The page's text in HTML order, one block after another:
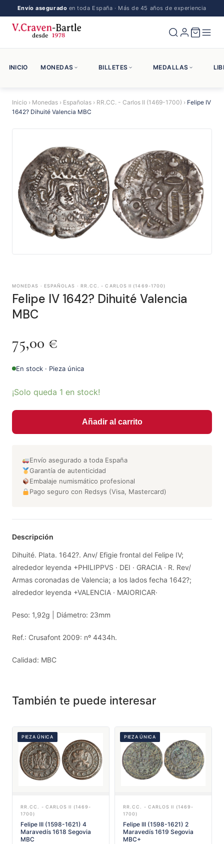
Envío asegurado en toda España · Más de 45 años de experiencia
INICIO MONEDAS BILLETES MEDALLAS
Inicio › Monedas › Españolas › RR.CC. - Carlos II (1469-1700) › Felipe IV
1642? Dihuité Valencia MBC
MONEDAS · ESPAÑOLAS · RR.CC. - CARLOS II (1469-1700)
Felipe IV 1642? Dihuité Valencia
MBC
75,00 €
En stock · Pieza única
¡Solo queda 1 en stock!
Añadir al carrito
Envío asegurado a toda España
Garantía de autenticidad
Embalaje numismático profesional
Pago seguro con Redsys (Visa, Mastercard)
Descripción
Dihuité. Plata. 1642?. Anv/ Efigie frontal del Felipe IV;
alrededor leyenda +PHILIPPVS · DEI · GRACIA · R. Rev/
Armas coronadas de Valencia; a los lados fecha 1642?;
alrededor leyenda +VALENCIA · MAIORICAR·
Peso: 1,92g | Diámetro: 23mm
Ref.: Crusafont 2009: nº 4434h.
Calidad: MBC
También te puede interesar
PIEZA ÚNICA
RR.CC. - CARLOS II (1469-
1700)
Felipe III (1598-1621) 4
Maravedís 1618 Segovia
MBC
PIEZA ÚNICA
RR.CC. - CARLOS II (1469-
1700)
Felipe III (1598-1621) 2
Maravedís 1619 Segovia
MBC+